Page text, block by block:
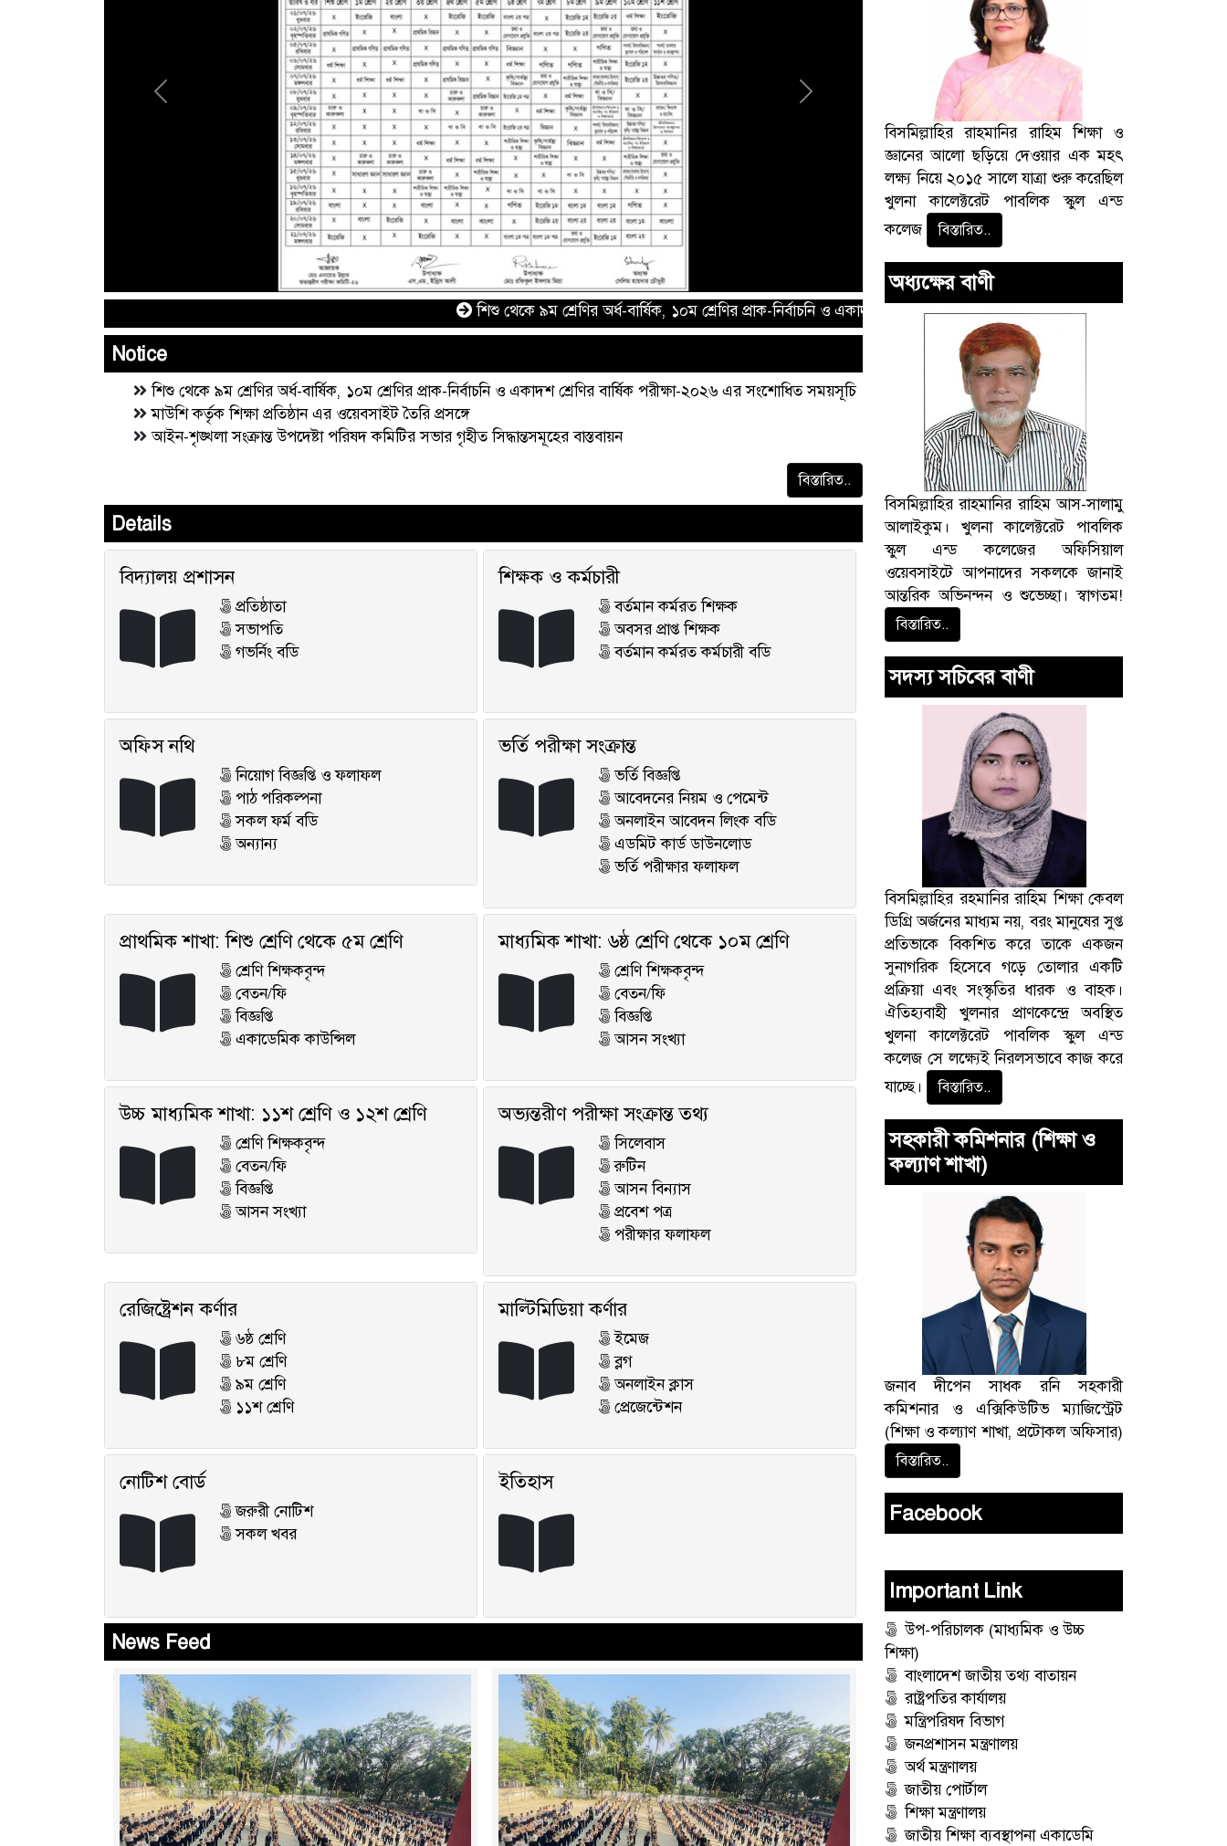
Previous Next
শিশু থেকে ৯ম শ্রেণির অর্ধ-বার্ষিক, ১০ম শ্রেণির প্রাক-নির্বাচনি ও একাদশ শ্রেণির বার্ষিক পরীক্ষা-২০২৬ এর সংশোধিত সময়সূচি
Notice
শিশু থেকে ৯ম শ্রেণির অর্ধ-বার্ষিক, ১০ম শ্রেণির প্রাক-নির্বাচনি ও একাদশ শ্রেণির বার্ষিক পরীক্ষা-২০২৬ এর সংশোধিত সময়সূচি
মাউশি কর্তৃক শিক্ষা প্রতিষ্ঠান এর ওয়েবসাইট তৈরি প্রসঙ্গে
আইন-শৃঙ্খলা সংক্রান্ত উপদেষ্টা পরিষদ কমিটির সভার গৃহীত সিদ্ধান্তসমূহের বাস্তবায়ন
বিস্তারিত..
Details
বিদ্যালয় প্রশাসন
প্রতিষ্ঠাতা
সভাপতি
গভর্নিং বডি
শিক্ষক ও কর্মচারী
বর্তমান কর্মরত শিক্ষক
অবসর প্রাপ্ত শিক্ষক
বর্তমান কর্মরত কর্মচারী বডি
অফিস নথি
নিয়োগ বিজ্ঞপ্তি ও ফলাফল
পাঠ পরিকল্পনা
সকল ফর্ম বডি
অন্যান্য
ভর্তি পরীক্ষা সংক্রান্ত
ভর্তি বিজ্ঞপ্তি
আবেদনের নিয়ম ও পেমেন্ট
অনলাইন আবেদন লিংক বডি
এডমিট কার্ড ডাউনলোড
ভর্তি পরীক্ষার ফলাফল
প্রাথমিক শাখা: শিশু শ্রেণি থেকে ৫ম শ্রেণি
শ্রেণি শিক্ষকবৃন্দ
বেতন/ফি
বিজ্ঞপ্তি
একাডেমিক কাউন্সিল
মাধ্যমিক শাখা: ৬ষ্ঠ শ্রেণি থেকে ১০ম শ্রেণি
শ্রেণি শিক্ষকবৃন্দ
বেতন/ফি
বিজ্ঞপ্তি
আসন সংখ্যা
উচ্চ মাধ্যমিক শাখা: ১১শ শ্রেণি ও ১২শ শ্রেণি
শ্রেণি শিক্ষকবৃন্দ
বেতন/ফি
বিজ্ঞপ্তি
আসন সংখ্যা
অভ্যন্তরীণ পরীক্ষা সংক্রান্ত তথ্য
সিলেবাস
রুটিন
আসন বিন্যাস
প্রবেশ পত্র
পরীক্ষার ফলাফল
রেজিষ্ট্রেশন কর্ণার
৬ষ্ঠ শ্রেণি
৮ম শ্রেণি
৯ম শ্রেণি
১১শ শ্রেণি
মাল্টিমিডিয়া কর্ণার
ইমেজ
ব্লগ
অনলাইন ক্লাস
প্রেজেন্টেশন
নোটিশ বোর্ড
জরুরী নোটিশ
সকল খবর
ইতিহাস
News Feed
বিসমিল্লাহির রাহমানির রাহিম শিক্ষা ও
জ্ঞানের আলো ছড়িয়ে দেওয়ার এক মহৎ
লক্ষ্য নিয়ে ২০১৫ সালে যাত্রা শুরু করেছিল
খুলনা কালেক্টরেট পাবলিক স্কুল এন্ড
কলেজ
বিস্তারিত..
অধ্যক্ষের বাণী
বিসমিল্লাহির রাহমানির রাহিম আস-সালামু
আলাইকুম। খুলনা কালেক্টরেট পাবলিক
স্কুল এন্ড কলেজের অফিসিয়াল
ওয়েবসাইটে আপনাদের সকলকে জানাই
আন্তরিক অভিনন্দন ও শুভেচ্ছা। স্বাগতম!
বিস্তারিত..
সদস্য সচিবের বাণী
বিসমিল্লাহির রহমানির রাহিম শিক্ষা কেবল
ডিগ্রি অর্জনের মাধ্যম নয়, বরং মানুষের সুপ্ত
প্রতিভাকে বিকশিত করে তাকে একজন
সুনাগরিক হিসেবে গড়ে তোলার একটি
প্রক্রিয়া এবং সংস্কৃতির ধারক ও বাহক।
ঐতিহ্যবাহী খুলনার প্রাণকেন্দ্রে অবস্থিত
খুলনা কালেক্টরেট পাবলিক স্কুল এন্ড
কলেজ সে লক্ষ্যেই নিরলসভাবে কাজ করে
যাচ্ছে।
বিস্তারিত..
সহকারী কমিশনার (শিক্ষা ও
কল্যাণ শাখা)
জনাব দীপেন সাধক রনি সহকারী
কমিশনার ও এক্সিকিউটিভ ম্যাজিস্ট্রেট
(শিক্ষা ও কল্যাণ শাখা, প্রটোকল অফিসার)
বিস্তারিত..
Facebook
Important Link
উপ-পরিচালক (মাধ্যমিক ও উচ্চ
শিক্ষা)
বাংলাদেশ জাতীয় তথ্য বাতায়ন
রাষ্ট্রপতির কার্যালয়
মন্ত্রিপরিষদ বিভাগ
জনপ্রশাসন মন্ত্রণালয়
অর্থ মন্ত্রণালয়
জাতীয় পোর্টাল
শিক্ষা মন্ত্রণালয়
জাতীয় শিক্ষা ব্যবস্থাপনা একাডেমি